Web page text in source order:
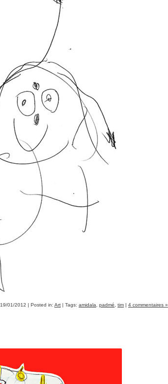
19/01/2012 | Posted in: Art | Tags: amidala padmé tim | 4 commentaires »